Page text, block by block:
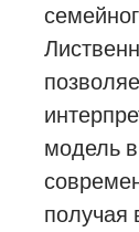
модель
получая